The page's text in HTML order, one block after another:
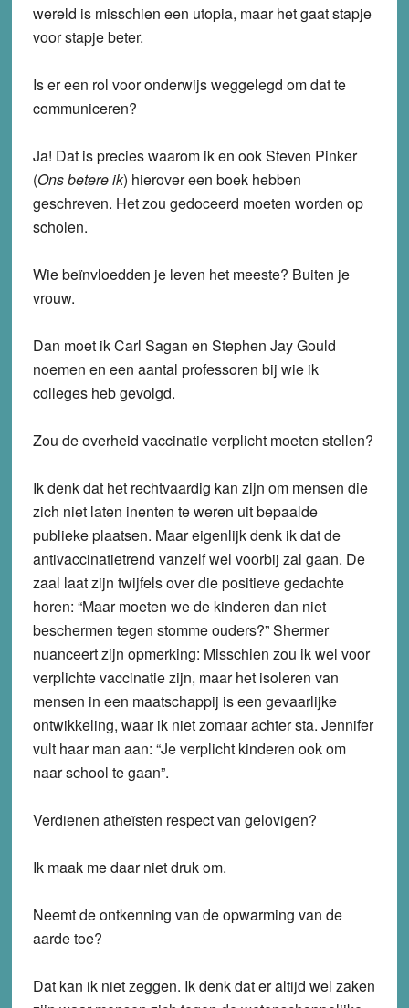
wereld is misschien een utopia, maar het gaat stapje
voor stapje beter.
Is er een rol voor onderwijs weggelegd om dat te
communiceren?
Ja! Dat is precies waarom ik en ook Steven Pinker
(Ons betere ik) hierover een boek hebben
geschreven. Het zou gedoceerd moeten worden op
scholen.
Wie beïnvloedden je leven het meeste? Buiten je
vrouw.
Dan moet ik Carl Sagan en Stephen Jay Gould
noemen en een aantal professoren bij wie ik
colleges heb gevolgd.
Zou de overheid vaccinatie verplicht moeten stellen?
Ik denk dat het rechtvaardig kan zijn om mensen die
zich niet laten inenten te weren uit bepaalde
publieke plaatsen. Maar eigenlijk denk ik dat de
antivaccinatietrend vanzelf wel voorbij zal gaan. De
zaal laat zijn twijfels over die positieve gedachte
horen: “Maar moeten we de kinderen dan niet
beschermen tegen stomme ouders?” Shermer
nuanceert zijn opmerking: Misschien zou ik wel voor
verplichte vaccinatie zijn, maar het isoleren van
mensen in een maatschappij is een gevaarlijke
ontwikkeling, waar ik niet zomaar achter sta. Jennifer
vult haar man aan: “Je verplicht kinderen ook om
naar school te gaan”.
Verdienen atheïsten respect van gelovigen?
Ik maak me daar niet druk om.
Neemt de ontkenning van de opwarming van de
aarde toe?
Dat kan ik niet zeggen. Ik denk dat er altijd wel zaken